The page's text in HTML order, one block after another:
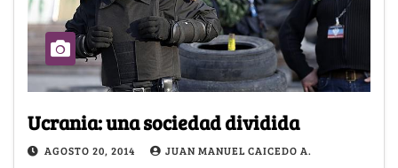
Ucrania: una sociedad dividida
AGOSTO 20, 2014 JUAN MANUEL CAICEDO A.